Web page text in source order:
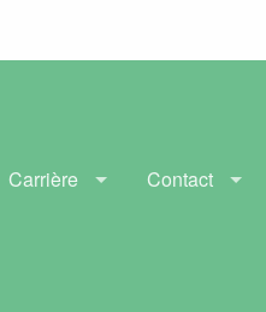
Carrière Contact